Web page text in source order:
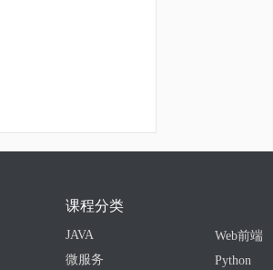
课程分类
JAVA
微服务
Web前端
Python